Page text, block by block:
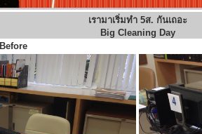
เรามาเริ่มทำ 5ส. กันเถอะ
Big Cleaning Day
Before